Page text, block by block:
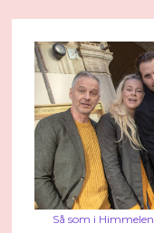
Så som i Himmelen